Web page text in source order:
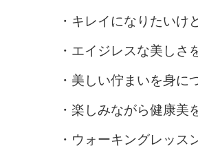
・キレイになりたいけ
・エイジレスな美しさ
・美しい佇まいを身に
・楽しみながら健康美
・ウォーキングレッス